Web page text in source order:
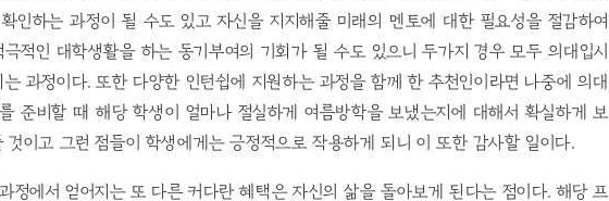
인하는 과정이 될 수도 있고 자신을 지지해줄 미래의 멘토에 대한 필요성을 절감하여
극적인 대학생활을 하는 동기부여의 기회가 될 수도 있으니 두가지 경우 모두 의대입시
과정이다. 또한 다양한 인턴쉽에 지원하는 과정을 함께 한 추천인이라면 나중에 의대
준비할 때 해당 학생이 얼마나 절실하게 여름방학을 보냈는지에 대해서 확실하게 보
것이고 그런 점들이 학생에게는 긍정적으로 작용하게 되니 이 또한 감사할 일이다.
정에서 얻어지는 또 다른 커다란 혜택은 자신의 삶을 돌아보게 된다는 점이다. 해당 프